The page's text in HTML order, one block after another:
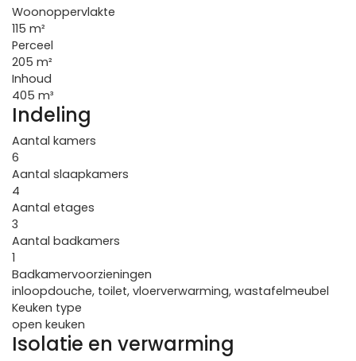
Woonoppervlakte
115 m²
Perceel
205 m²
Inhoud
405 m³
Indeling
Aantal kamers
6
Aantal slaapkamers
4
Aantal etages
3
Aantal badkamers
1
Badkamervoorzieningen
inloopdouche, toilet, vloerverwarming, wastafelmeubel
Keuken type
open keuken
Isolatie en verwarming